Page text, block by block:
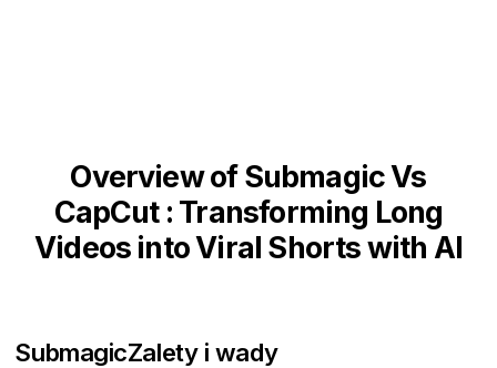
Overview of Submagic Vs
CapCut : Transforming Long
Videos into Viral Shorts with AI
SubmagicZalety i wady